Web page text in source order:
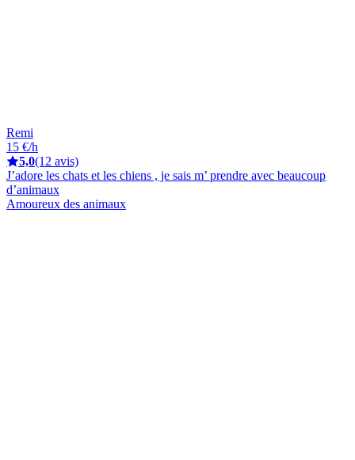
Remi
15 €/h
5,0(12 avis)
J’adore les chats et les chiens , je sais m’ prendre avec beaucoup
d’animaux
Amoureux des animaux